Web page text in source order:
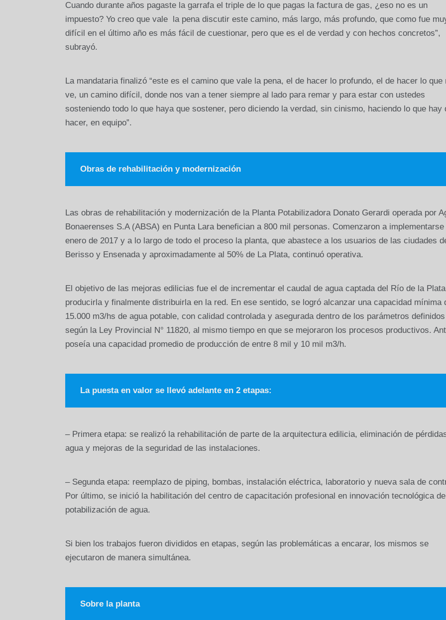
Cuando durante años pagaste la garrafa el triple de lo que pagas la factura de gas, ¿eso no es un
impuesto? Yo creo que vale la pena discutir este camino, más largo, más profundo, que como fue
difícil en el último año es más fácil de cuestionar, pero que es el de verdad y con hechos concretos”,
subrayó.
La mandataria finalizó “este es el camino que vale la pena, el de hacer lo profundo, el de hacer lo que
ve, un camino difícil, donde nos van a tener siempre al lado para remar y para estar con ustedes
sosteniendo todo lo que haya que sostener, pero diciendo la verdad, sin cinismo, haciendo lo que hay
hacer, en equipo”.
Obras de rehabilitación y modernización
Las obras de rehabilitación y modernización de la Planta Potabilizadora Donato Gerardi operada por
Bonaerenses S.A (ABSA) en Punta Lara benefician a 800 mil personas. Comenzaron a implementarse
enero de 2017 y a lo largo de todo el proceso la planta, que abastece a los usuarios de las ciudades
Berisso y Ensenada y aproximadamente al 50% de La Plata, continuó operativa.
El objetivo de las mejoras edilicias fue el de incrementar el caudal de agua captada del Río de la
producirla y finalmente distribuirla en la red. En ese sentido, se logró alcanzar una capacidad mínima
15.000 m3/hs de agua potable, con calidad controlada y asegurada dentro de los parámetros definidos
según la Ley Provincial N° 11820, al mismo tiempo en que se mejoraron los procesos productivos.
poseía una capacidad promedio de producción de entre 8 mil y 10 mil m3/h.
La puesta en valor se llevó adelante en 2 etapas:
– Primera etapa: se realizó la rehabilitación de parte de la arquitectura edilicia, eliminación de
agua y mejoras de la seguridad de las instalaciones.
– Segunda etapa: reemplazo de piping, bombas, instalación eléctrica, laboratorio y nueva sala de
Por último, se inició la habilitación del centro de capacitación profesional en innovación tecnológica de
potabilización de agua.
Si bien los trabajos fueron divididos en etapas, según las problemáticas a encarar, los mismos se
ejecutaron de manera simultánea.
Sobre la planta